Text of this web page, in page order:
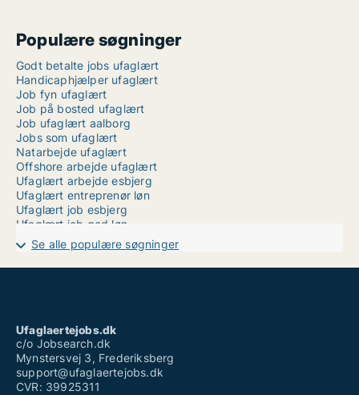
Populære søgninger
Godt betalte jobs ufaglært
Handicaphjælper ufaglært
Job fyn ufaglært
Job på bosted ufaglært
Job ufaglært aalborg
Jobs som ufaglært
Natarbejde ufaglært
Offshore arbejde ufaglært
Ufaglært arbejde esbjerg
Ufaglært entreprenør løn
Ufaglært job esbjerg
Ufaglært job god løn
Ufaglært job hedensted
Ufaglært job novo nordisk
Ufaglært job odsherred
Ufaglært renovationsarbejder
Ufaglært tjener timeløn
Se alle populære søgninger
Ufaglaertejobs.dk
c/o Jobsearch.dk
Mynstersvej 3, Frederiksberg
support@ufaglaertejobs.dk
CVR: 39925311